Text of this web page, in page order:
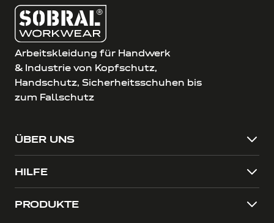
Arbeitskleidung für Handwerk
& Industrie von Kopfschutz,
Handschutz, Sicherheitsschuhen bis
zum Fallschutz
ÜBER UNS
HILFE
PRODUKTE